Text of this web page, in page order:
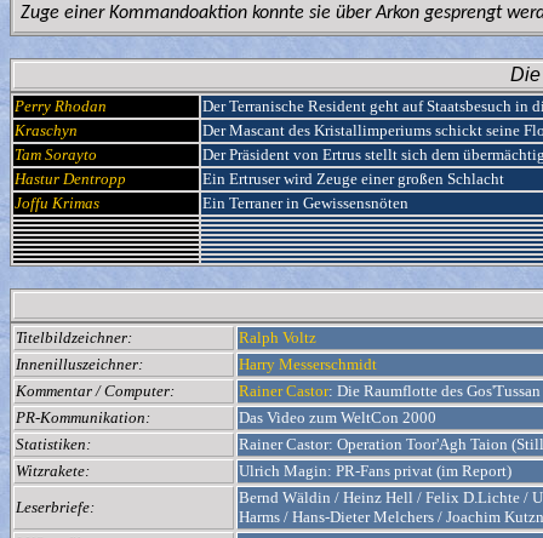
Zuge einer Kommandoaktion konnte sie über Arkon gesprengt
Perry Rhodan
Der Terranische Resident geht auf Staatsbesuch in
Kraschyn
Der Mascant des Kristallimperiums schickt seine
Tam Sorayto
Der Präsident von Ertrus stellt sich dem
Hastur Dentropp
Ein Ertruser wird Zeuge einer großen Schlacht
Joffu Krimas
Ein Terraner in Gewissensnöten
Titelbildzeichner:
Ralph Voltz
Innenilluszeichner:
Harry Messerschmidt
Kommentar / Computer:
Rainer Castor: Die Raumflotte des
PR-Kommunikation:
Das Video zum WeltCon 2000
Statistiken:
Rainer Castor: Operation Toor'Agh Taion
Witzrakete:
Ulrich Magin: PR-Fans privat (im Report)
Leserbriefe:
Bernd Wäldin / Heinz Hell / Felix D.Lichte /
Harms / Hans-Dieter Melchers / Joachim